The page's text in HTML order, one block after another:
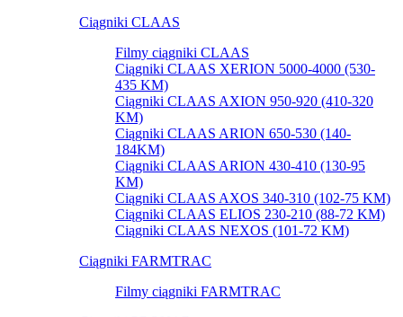
Ciągniki CLAAS
Filmy ciągniki CLAAS
Ciągniki CLAAS XERION 5000-4000 (530-
435 KM)
Ciągniki CLAAS AXION 950-920 (410-320
KM)
Ciągniki CLAAS ARION 650-530 (140-
184KM)
Ciągniki CLAAS ARION 430-410 (130-95
KM)
Ciągniki CLAAS AXOS 340-310 (102-75 KM)
Ciągniki CLAAS ELIOS 230-210 (88-72 KM)
Ciągniki CLAAS NEXOS (101-72 KM)
Ciągniki FARMTRAC
Filmy ciągniki FARMTRAC